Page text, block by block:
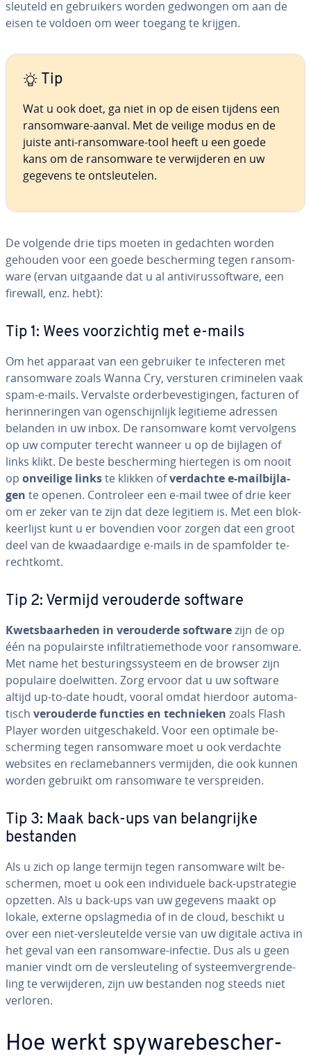
sleu­teld en ge­brui­kers worden gedwongen om aan de
eisen te voldoen om weer toegang te krijgen.
Tip
Wat u ook doet, ga niet in op de eisen tijdens een
ransom­wa­re-aanval. Met de veilige modus en de
juiste anti-ransom­wa­re-tool heeft u een goede
kans om de ransom­wa­re te ver­wij­de­ren en uw
gegevens te ont­sleu­te­len.
De volgende drie tips moeten in gedachten worden
gehouden voor een goede be­scher­ming tegen ransom­
wa­re (ervan uitgaande dat u al an­ti­vi­rus­soft­wa­re, een
firewall, enz. hebt):
Tip 1: Wees voor­zich­tig met e-mails
Om het apparaat van een gebruiker te in­fec­te­ren met
ransom­wa­re zoals Wanna Cry, versturen cri­mi­ne­len vaak
spam-e-mails. Vervalste or­der­be­ves­ti­gin­gen, facturen of
her­in­ne­rin­gen van ogen­schijn­lijk legitieme adressen
belanden in uw inbox. De ransom­wa­re komt ver­vol­gens
op uw computer terecht wanneer u op de bijlagen of
links klikt. De beste be­scher­ming hiertegen is om nooit
op onveilige linkste klikken ofverdachte e-mail­bij­la­
gen te openen. Con­tro­leer een e-mail twee of drie keer
om er zeker van te zijn dat deze legitiem is. Met een blok­
keer­lijst kunt u er bovendien voor zorgen dat een groot
deel van de kwaad­aar­di­ge e-mails in de spam­fol­der te­
recht­komt.
Tip 2: Vermijd ver­ou­der­de software
Kwets­baar­he­den in ver­ou­der­de softwarezijn de op
één na po­pu­lair­ste in­fil­tra­tie­me­tho­de voor ransom­wa­re.
Met name het be­stu­rings­sys­teem en de browser zijn
populaire doel­wit­ten. Zorg ervoor dat u uw software
altijd up-to-date houdt, vooral omdat hierdoor au­to­ma­
tisch ver­ou­der­de functies en tech­nie­ken zoals Flash
Player worden uit­ge­scha­keld. Voor een optimale be­
scher­ming tegen ransom­wa­re moet u ook verdachte
websites en re­cla­me­ban­ners vermijden, die ook kunnen
worden gebruikt om ransom­wa­re te ver­sprei­den.
Tip 3: Maak back-ups van be­lang­rij­ke
bestanden
Als u zich op lange termijn tegen ransom­wa­re wilt be­
scher­men, moet u ook een in­di­vi­du­e­le back-up­stra­te­gie
opzetten. Als u back-ups van uw gegevens maakt op
lokale, externe op­slag­me­dia of in de cloud, beschikt u
over een niet-ver­sleu­tel­de versie van uw digitale activa in
het geval van een ransom­wa­re-infectie. Dus als u geen
manier vindt om de ver­sleu­te­ling of sys­teem­ver­gren­de­
ling te ver­wij­de­ren, zijn uw bestanden nog steeds niet
verloren.
Hoe werkt spy­wa­re­be­scher­